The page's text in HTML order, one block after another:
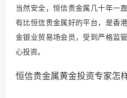
当然安全，恒信贵金属几十年一
有比恒信贵金属好的平台，是香
金银业贸易场会员，受到严格监
心投资。
恒信贵金属黄金投资专家怎